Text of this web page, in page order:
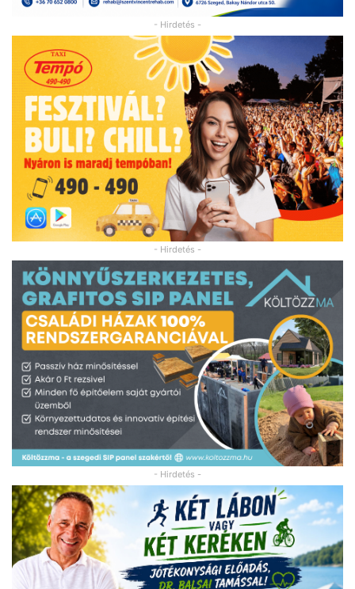
- Hirdetés -
- Hirdetés -
- Hirdetés -